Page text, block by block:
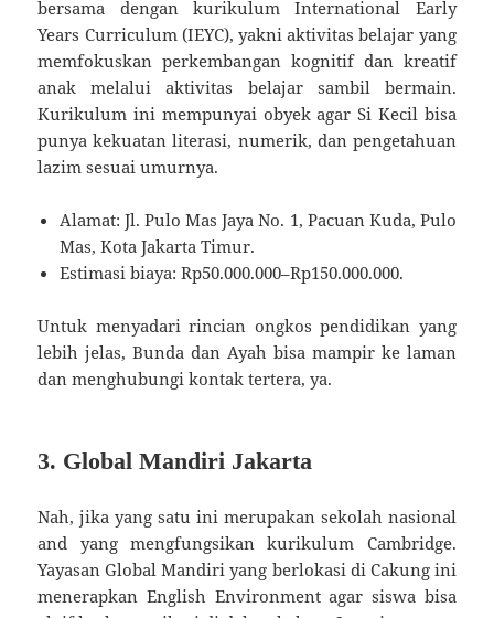
bersama dengan kurikulum International Early
Years Curriculum (IEYC), yakni aktivitas belajar yang
memfokuskan perkembangan kognitif dan kreatif
anak melalui aktivitas belajar sambil bermain.
Kurikulum ini mempunyai obyek agar Si Kecil bisa
punya kekuatan literasi, numerik, dan pengetahuan
lazim sesuai umurnya.
Alamat: Jl. Pulo Mas Jaya No. 1, Pacuan Kuda, Pulo
Mas, Kota Jakarta Timur.
Estimasi biaya: Rp50.000.000–Rp150.000.000.
Untuk menyadari rincian ongkos pendidikan yang
lebih jelas, Bunda dan Ayah bisa mampir ke laman
dan menghubungi kontak tertera, ya.
3. Global Mandiri Jakarta
Nah, jika yang satu ini merupakan sekolah nasional
and yang mengfungsikan kurikulum Cambridge.
Yayasan Global Mandiri yang berlokasi di Cakung ini
menerapkan English Environment agar siswa bisa